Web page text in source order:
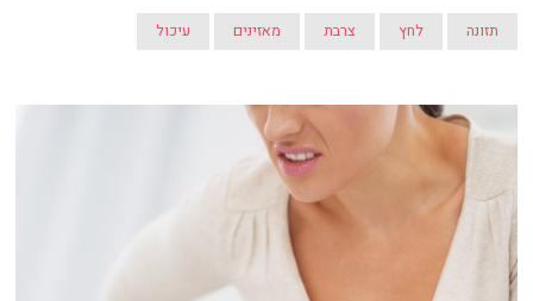
תזונה לחץ צרבת מאזינים עיכול